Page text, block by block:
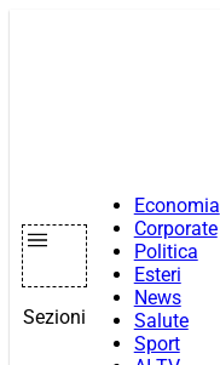
Sezioni
Economia
Corporate
Politica
Esteri
News
Salute
Sport